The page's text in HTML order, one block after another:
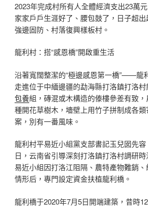
2023年完成村所有人全體經濟支出23萬
家家戶戶生涯好了、腰包鼓了，日子超
強邊固防、村落復興樣板村。
龍利村：搭“感恩橋”開啟重生活
沿著寬闊整潔的“極邊感恩第一橋”——龍
走進位于中緬邊疆的勐海縣打洛鎮打洛
包養組，磚混或木構造的傣樓參差有致
種開花草樹木，墻壁上用竹子拼制成各
案，別有一番風味。
龍利村平易近小組黨支部書記玉兒囡先
日，云南省引導深刻打洛鎮打洛村調研
易近小組因打洛江阻隔、農特產物難銷
情形后，專門設定資金扶植龍利橋。
龍利橋于2020年7月5日開端建築，昔時